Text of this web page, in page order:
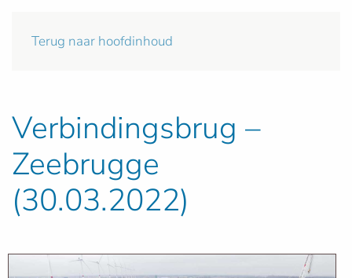
Terug naar hoofdinhoud
Verbindingsbrug –
Zeebrugge
(30.03.2022)